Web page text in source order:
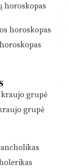
horoskopas
horoskopas
grupė
grupė